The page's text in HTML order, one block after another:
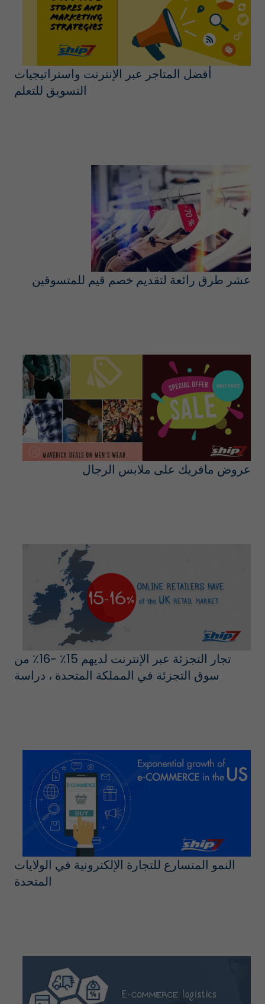
أفضل المتاجر عبر الإنترنت واستراتيجيات
التسويق للتعلم
عشر طرق رائعة لتقديم خصم قيم للمتسوقين
عروض مافريك على ملابس الرجال
تجار التجزئة عبر الإنترنت لديهم 15٪ -16٪ من
سوق التجزئة في المملكة المتحدة ، دراسة
النمو المتسارع للتجارة الإلكترونية في الولايات
المتحدة